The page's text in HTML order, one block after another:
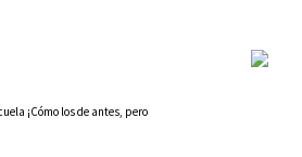
¡Cómo los de antes, pero